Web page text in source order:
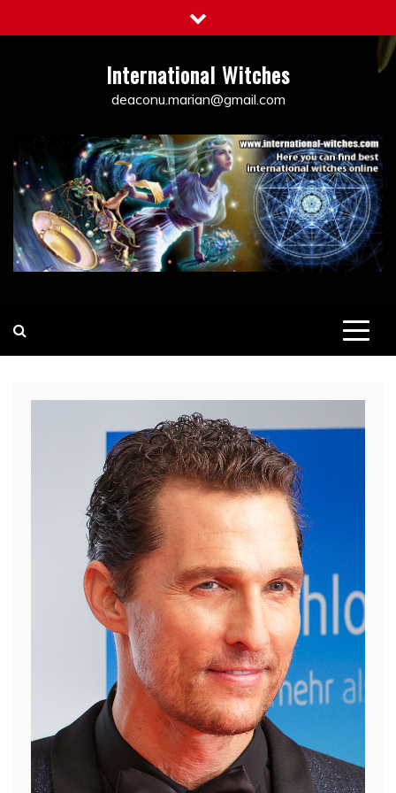
to
International Witches
deaconu.marian@gmail.com